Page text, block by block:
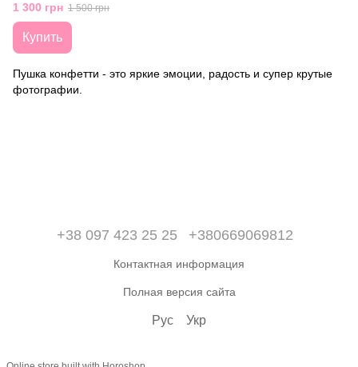
1 300 грн 1 500 грн
Купить
Пушка конфетти - это яркие эмоции, радость и супер крутые
фотографии.
+38 097 423 25 25 +380669069812
Контактная информация
Полная версия сайта
Рус Укр